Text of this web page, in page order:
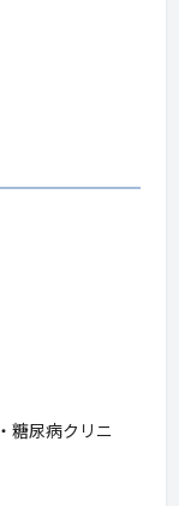
糖尿病クリニ